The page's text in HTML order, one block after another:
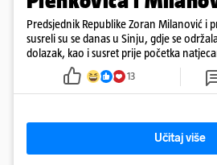
Predsjednik Republike Zoran Milanović i
susreli su se danas u Sinju, gdje se
dolazak, kao i susret prije početka
kamere. Uz Milanovića i Plenkovića, na
Hrvatskog sabora Gordan Jandroković,
Bulj, zagrebački gradonačelnik Tomislav
13
Učitaj više